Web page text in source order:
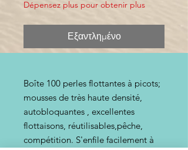
Dépensez plus pour obtenir plus
Εξαντλημένο
Boîte 100 perles flottantes à picots;
mousses de très haute densité,
autobloquantes , excellentes
flottaisons, réutilisables,pêche,
compétition. S'enfile facilement à